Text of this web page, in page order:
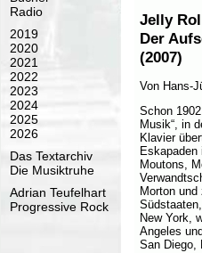
Radio
2019
2020
2021
2022
2023
2024
2025
2026
Das Textarchiv
Die Musiktruhe
Adrian Teufelhart
Progressive Rock
Jelly
Der
(2007)
Von Hans-
Schon
Musik“, in
Klavier
Moutons,
Morton
New York,
Angeles
San Diego,